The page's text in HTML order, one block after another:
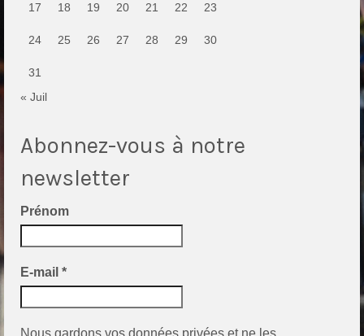
17 18 19 20 21 22 23
24 25 26 27 28 29 30
31
« Juil
Abonnez-vous à notre
newsletter
Prénom
E-mail *
Nous gardons vos données privées et ne les